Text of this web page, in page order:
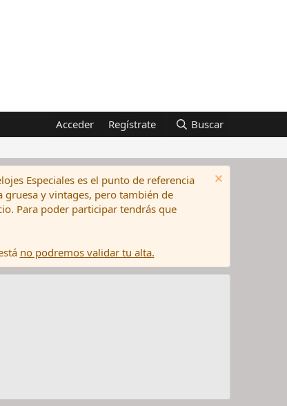
Acceder Regístrate Buscar
Especiales es el punto de referencia
gruesa y vintages, pero también de
Para poder participar tendrás que
no podremos validar tu alta.